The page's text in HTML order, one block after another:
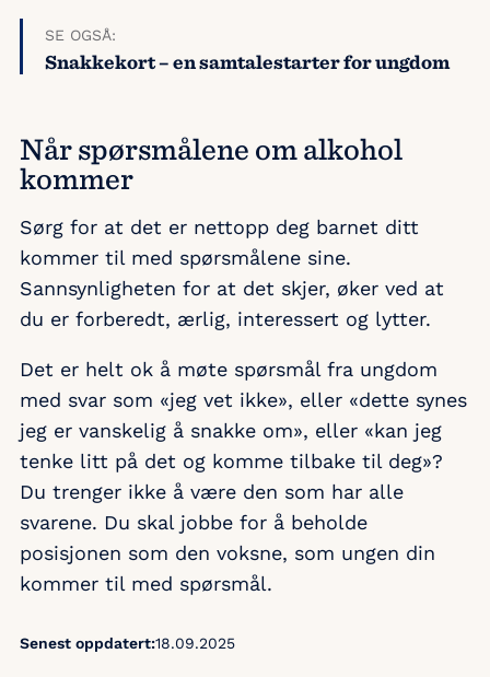
SE OGSÅ:
Snakkekort – en samtalestarter for ungdom
Når spørsmålene om alkohol
kommer
Sørg for at det er nettopp deg barnet ditt
kommer til med spørsmålene sine.
Sannsynligheten for at det skjer, øker ved at
du er forberedt, ærlig, interessert og lytter.
Det er helt ok å møte spørsmål fra ungdom
med svar som «jeg vet ikke», eller «dette synes
jeg er vanskelig å snakke om», eller «kan jeg
tenke litt på det og komme tilbake til deg»?
Du trenger ikke å være den som har alle
svarene. Du skal jobbe for å beholde
posisjonen som den voksne, som ungen din
kommer til med spørsmål.
Senest oppdatert:18.09.2025